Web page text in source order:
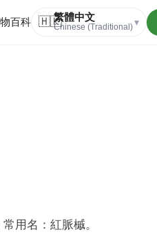
百科 🇭🇰繁體中文
Chinese (Traditional)▾
用名：紅脈槭。